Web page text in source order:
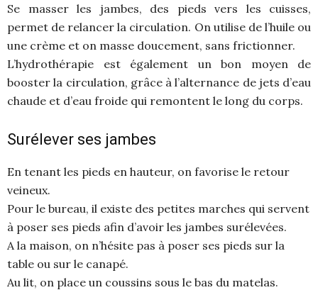
Se masser les jambes, des pieds vers les cuisses,
permet de relancer la circulation. On utilise de l’huile ou
une crème et on masse doucement, sans frictionner.
L’hydrothérapie est également un bon moyen de
booster la circulation, grâce à l’alternance de jets d’eau
chaude et d’eau froide qui remontent le long du corps.
Surélever ses jambes
En tenant les pieds en hauteur, on favorise le retour
veineux.
Pour le bureau, il existe des petites marches qui servent
à poser ses pieds afin d’avoir les jambes surélevées.
A la maison, on n’hésite pas à poser ses pieds sur la
table ou sur le canapé.
Au lit, on place un coussins sous le bas du matelas.